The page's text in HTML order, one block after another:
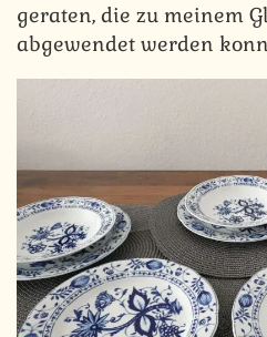
geraten, die zu meinem
abgewendet werden